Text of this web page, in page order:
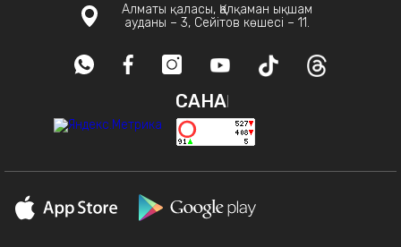
Алматы қаласы, Қалқаман ықшам
ауданы – 3, Сейітов көшесі – 11.
САНАҚ